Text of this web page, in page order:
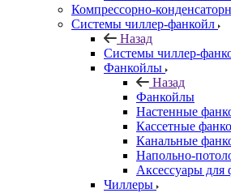
Компрессорно-
Системы чиллер-фанкойл
Назад
Системы чиллер-
Фанкойлы
Назад
Фанкойлы
Настенные
Кассетные
Канальные
Напольно-
Аксессуары для
Чиллеры